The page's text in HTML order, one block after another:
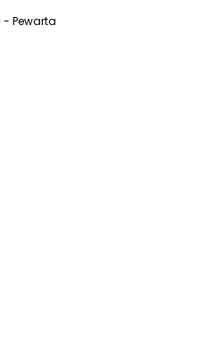
- Pewarta